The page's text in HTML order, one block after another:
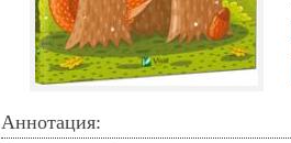
Аннотация: